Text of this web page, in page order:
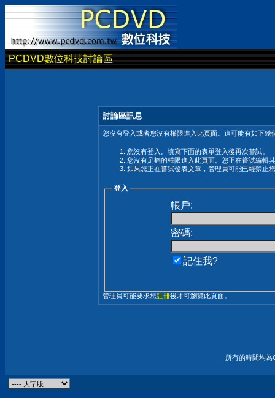
PCDVD數位科技討論區
討論區訊息
您沒有登入或者您沒有權限進入此頁面。這可能有如下幾
您沒有登入。填寫下面的表單登入後再次嘗試。
您沒有足夠的權限進入此頁面。您正在嘗試編輯
如果您正在嘗試發表文章，管理員可能已經禁止
登入
帳戶:
密碼:
記住我?
管理員可能要求您註冊後才可瀏覽此頁面。
所有的時間均為